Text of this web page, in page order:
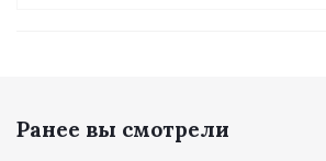
Ранее вы смотрели